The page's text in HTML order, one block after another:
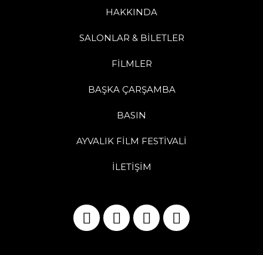
HAKKINDA
SALONLAR & BİLETLER
FİLMLER
BAŞKA ÇARŞAMBA
BASIN
AYVALIK FİLM FESTİVALİ
İLETİŞİM